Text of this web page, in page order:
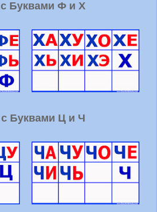
Буквами Ф и Х
Буквами Ц и Ч